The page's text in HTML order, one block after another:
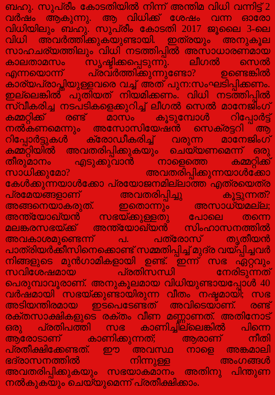
ബഹു. സുപ്രീം കോടതിയിൽ നിന്ന് അന്തിമ വിധി വന്നിട്ട് 2
വർഷം ആകുന്നു. ആ വിധിക്ക് ശേഷം വന്ന ഓരോ
വിധിയിലും ബഹു. സുപ്രീം കോടതി 2017 ജൂലൈ 3-ലെ
വിധി അവർത്തിക്കുകയുണ്ടായി. ഇത്രയും അനുകൂല
സാഹചര്യത്തിലും വിധി നടത്തിപ്പിൽ അസാധാരണമായ
കാലതാമസം സൃഷ്ടിക്കപ്പെടുന്നു. ലീഗൽ സെൽ
എന്നയൊന്ന് പ്രവർത്തിക്കുന്നുണ്ടോ? ഉണ്ടെങ്കിൽ
കാര്യപ്രാപ്തിയുള്ളവരെ വച്ച് അത് പുന:സംഘടിപ്പിക്കണം.
ഇല്ലെങ്കിൽ പുതിയത് നിയമിക്കണം. വിധി നടത്തിപ്പിൽ
സ്വീകരിച്ച നടപടികളെക്കുറിച്ച് ലീഗൽ സെൽ മാനേജിംഗ്
കമ്മറ്റിക്ക് രണ്ട് മാസം കൂടുമ്പോൾ റിപ്പോർട്ട്
നൽകണമെന്നും അസോസിയേഷൻ സെക്രട്ടറി ആ
റിപ്പോർട്ടുകൾ ക്രോഡീകരിച്ച് വരുന്ന മാനേജിംഗ്
കമ്മറ്റിയിൽ അവതരിപ്പിക്കുകയും ചെയ്യണമെന്ന് ഒരു
തീരുമാനം എടുക്കുവാൻ നാളെത്തെ കമ്മറ്റിക്ക്
സാധിക്കുമോ? അവതരിപ്പിക്കുന്നയാൾക്കോ
കേൾക്കുന്നയാൾക്കോ പ്രയോജനമില്ലാത്ത എത്രയെത്ര
പ്രമേയങ്ങളാണ് അവതരിപ്പിച്ചു കൂട്ടുന്നത്?
അങ്ങനെയാകരുത്. ഇതൊന്നും അസാധ്യമല്ല;
അന്ത്യോഖ്യൻ സഭയ്ക്കുള്ളതു പോലെ തന്നെ
മലങ്കരസഭയ്ക്ക് അന്ത്യോഖ്യൻ സിംഹാസനത്തിൽ
അവകാശമുണ്ടെന്ന് പ. പത്രോസ് തൃതീയൻ
പാത്രിയർക്കീസിനെക്കൊണ്ട് സമ്മതിപ്പിച്ച് മുദ്ര വയ്പ്പിച്ചവർ
നിങ്ങളുടെ മുൻഗാമികളായി ഉണ്ട്. ഇന്ന് സഭ ഏറ്റവും
സവിശേഷമായ പ്രതിസന്ധി നേരിടുന്നത്
പെരുമ്പാവൂരാണ്. അനുകൂലമായ വിധിയുണ്ടായപ്പോൾ 40
വർഷമായി സഭയ്ക്കുണ്ടായിരുന്ന വീതം നഷ്ടമായി; സഭ
അടിയന്തിരമായ ഇടപെടേണ്ടത് അവിടെയാണ്. രണ്ട്
രക്തസാക്ഷികളുടെ രക്തം വീണ മണ്ണാണത്. അതിനോട്
ഒരു പ്രതിപത്തി സഭ കാണിച്ചില്ലെങ്കിൽ പിന്നെ
ആരോടാണ് കാണിക്കുന്നത്; ആരാണ് നീതി
പ്രതീക്ഷിക്കേണ്ടത്. ഈ അവസ്ഥ നാളെ അങ്കമാലി
ഭദ്രാസനത്തിൽ നിന്നുള്ള അംഗങ്ങൾ
അവതരിപ്പിക്കുകയും സഭയാകമാനം അതിനു പിന്തുണ
നൽകുകയും ചെയ്യുമെന്ന് പ്രതീക്ഷിക്കാം.